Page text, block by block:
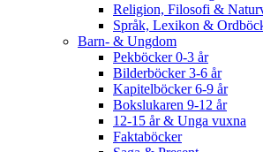
Religion, Filosofi &
Språk, Lexikon &
Barn- & Ungdom
Pekböcker 0-3 år
Bilderböcker 3-6 år
Kapitelböcker 6-9 år
Bokslukaren 9-12 år
12-15 år & Unga vuxna
Faktaböcker